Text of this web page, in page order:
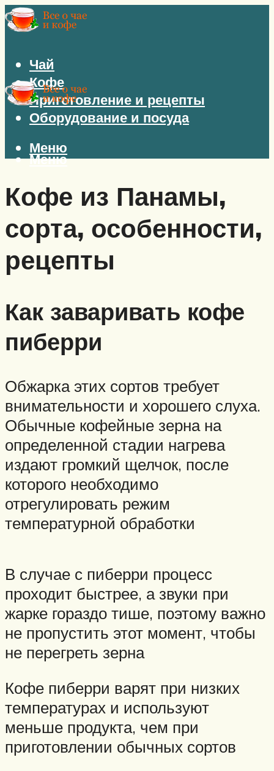
Чай
Кофе
Приготовление и рецепты
Оборудование и посуда
Меню
Меню
Кофе из Панамы,
сорта, особенности,
рецепты
Как заваривать кофе
пиберри
Обжарка этих сортов требует
внимательности и хорошего слуха.
Обычные кофейные зерна на
определенной стадии нагрева
издают громкий щелчок, после
которого необходимо
отрегулировать режим
температурной обработки
В случае с пиберри процесс
проходит быстрее, а звуки при
жарке гораздо тише, поэтому важно
не пропустить этот момент, чтобы
не перегреть зерна
Кофе пиберри варят при низких
температурах и используют
меньше продукта, чем при
приготовлении обычных сортов